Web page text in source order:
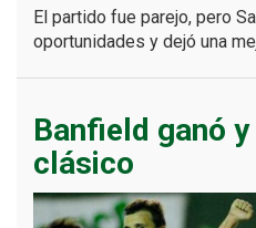
El partido fue parejo, pero
oportunidades y dejó una
Banfield ganó y
clásico